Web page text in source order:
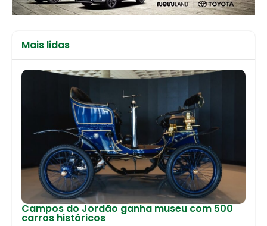
Mais lidas
Campos do Jordão ganha museu com 500
carros históricos